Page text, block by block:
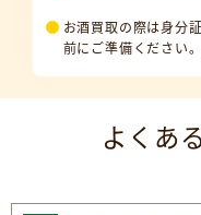
お酒買取の際は身分
前にご準備ください。
よくあ